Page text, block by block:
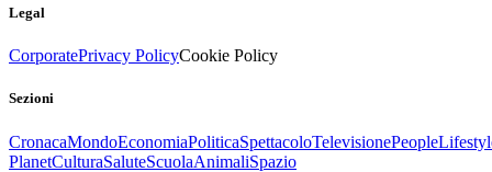
Legal
CorporatePrivacy PolicyCookie Policy
Sezioni
CronacaMondoEconomiaPoliticaSpettacoloTelevisionePeople
PlanetCulturaSaluteScuolaAnimaliSpazio